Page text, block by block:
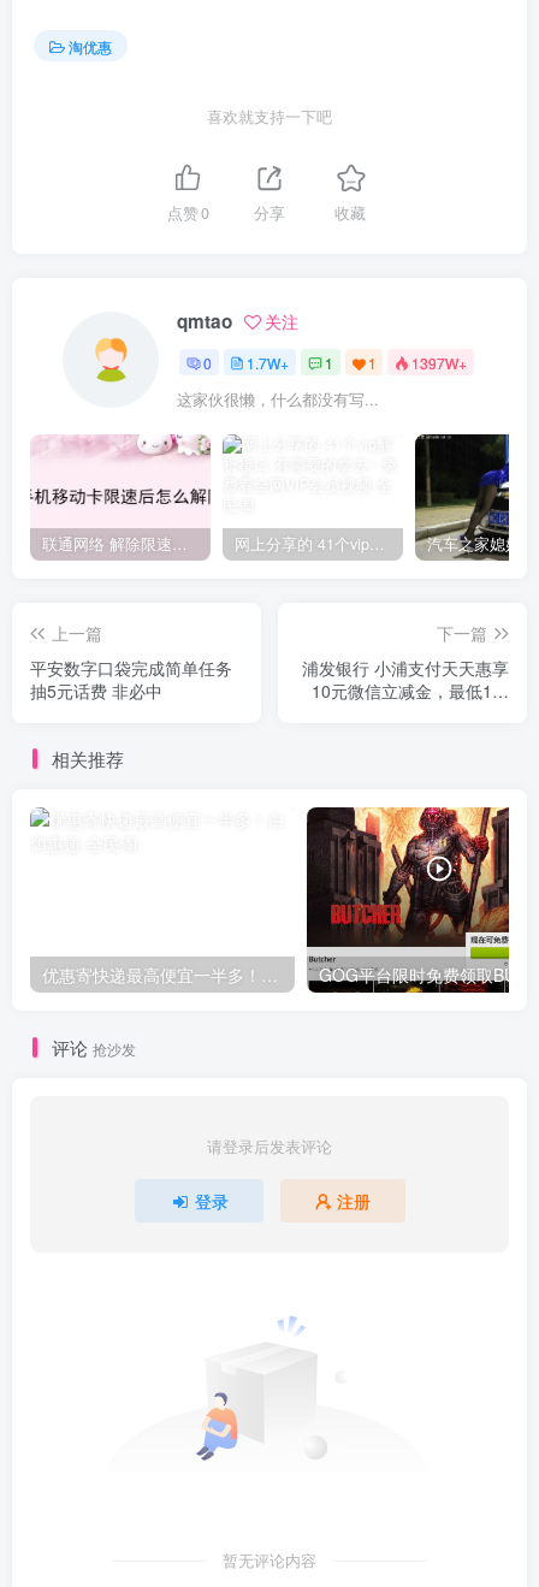
淘优惠
喜欢就支持一下吧
点赞0 分享 收藏
qmtao 关注
0 1.7W+ 1 1 1397W+
这家伙很懒，什么都没有写...
联通网络 解除限速方法参考！畅享、畅玩、老白干等及其它地区自测了 网上分享的 41个vip解析接口 有需要的拿去~ 免费看全网VIP会员视频
上一篇
平安数字口袋完成简单任务
抽5元话费 非必中
下一篇
浦发银行 小浦支付天天惠享
10元微信立减金，最低1分
相关推荐
优惠寄快递最高便宜一半多！白鸽惠递
评论 抢沙发
请登录后发表评论
登录 注册
暂无评论内容